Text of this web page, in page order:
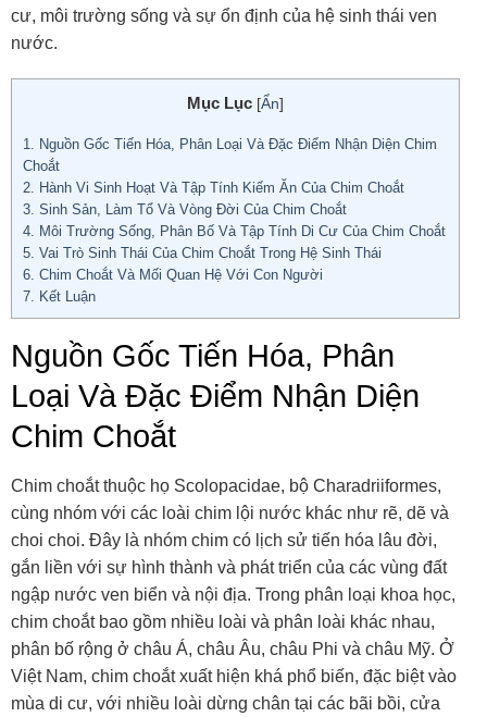
cư, môi trường sống và sự ổn định của hệ sinh thái ven
nước.
Mục Lục [Ẩn]
1.
Nguồn Gốc Tiến Hóa, Phân Loại Và Đặc Điểm Nhận Diện Chim
Choắt
2. Hành Vi Sinh Hoạt Và Tập Tính Kiếm Ăn Của Chim Choắt
3. Sinh Sản, Làm Tổ Và Vòng Đời Của Chim Choắt
4. Môi Trường Sống, Phân Bố Và Tập Tính Di Cư Của Chim Choắt
5. Vai Trò Sinh Thái Của Chim Choắt Trong Hệ Sinh Thái
6. Chim Choắt Và Mối Quan Hệ Với Con Người
7. Kết Luận
Nguồn Gốc Tiến Hóa, Phân
Loại Và Đặc Điểm Nhận Diện
Chim Choắt
Chim choắt thuộc họ Scolopacidae, bộ Charadriiformes,
cùng nhóm với các loài chim lội nước khác như rẽ, dẽ và
choi choi. Đây là nhóm chim có lịch sử tiến hóa lâu đời,
gắn liền với sự hình thành và phát triển của các vùng đất
ngập nước ven biển và nội địa. Trong phân loại khoa học,
chim choắt bao gồm nhiều loài và phân loài khác nhau,
phân bố rộng ở châu Á, châu Âu, châu Phi và châu Mỹ. Ở
Việt Nam, chim choắt xuất hiện khá phổ biến, đặc biệt vào
mùa di cư, với nhiều loài dừng chân tại các bãi bồi, cửa